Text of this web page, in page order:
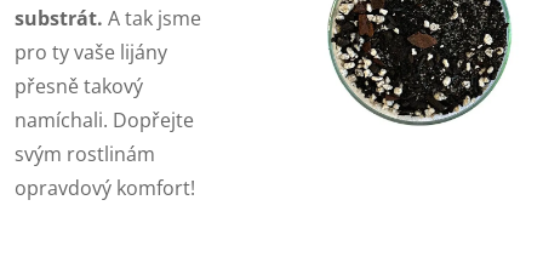
substrát. A tak jsme
pro ty vaše lijány
přesně takový
namíchali. Dopřejte
svým rostlinám
opravdový komfort!